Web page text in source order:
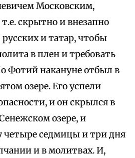
Московским,
скрытно и внезапно
и татар, чтобы
в плен и требовать
Фотий накануне отбыл в
озере. Его успели
и он скрылся в
озере, и
четыре седмицы и три дня
и в молитвах. И,